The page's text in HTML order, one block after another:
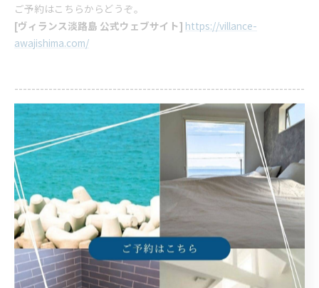
ご予約はこちらからどうぞ。
[ヴィランス淡路島 公式ウェブサイト] https://villance-
awajishima.com/
--------------------------------------------------------------------
--
ヴィランス淡路島
住所 :兵庫県洲本市由良町由良7-1
電話番号 :​090-5764-1776
大人数で淡路島に宿泊できる場所
淡路島で落ち着きやすい一棟貸し
淡路島でプライベートのひととき